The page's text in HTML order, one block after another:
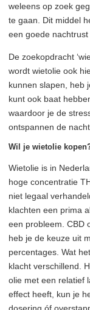
weleens op zoek
te gaan. Dit middel
een goede
De zoekopdracht
wordt wietolie ook
kunnen slapen, heb
kunt ook baat
waardoor je de
ontspannen de
Wil je wietolie
Wietolie is in
hoge concentratie
niet legaal
klachten een prima
een probleem. CBD
heb je de keuze uit
percentages. Wat
klacht verschillend.
olie met een relatief
effect heeft, kun je